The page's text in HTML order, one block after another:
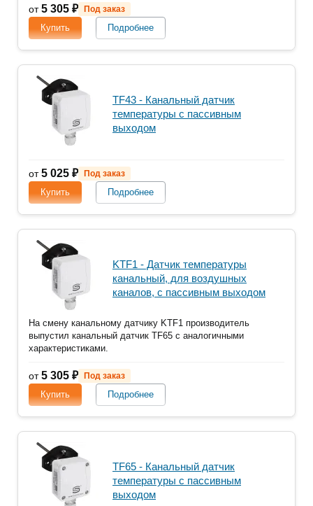
от5 305 ₽ Под заказ
Купить Подробнее
TF43 - Канальный датчик
температуры с пассивным
выходом
от5 025 ₽ Под заказ
Купить Подробнее
KTF1 - Датчик температуры
канальный, для воздушных
каналов, с пассивным выходом
На смену канальному датчику KTF1 производитель
выпустил канальный датчик TF65 с аналогичными
характеристиками.
от5 305 ₽ Под заказ
Купить Подробнее
TF65 - Канальный датчик
температуры с пассивным
выходом